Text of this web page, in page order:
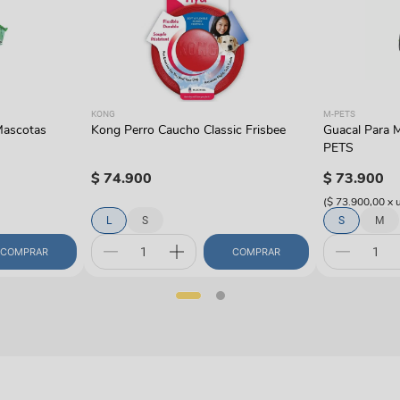
COMPRAR
KONG
Kong Perro Caucho Classic Frisbee
$74.900
L S
COMPRAR
M-PETS
Guacal Para
PETS
$73.900
($ 73.900,00x
S M